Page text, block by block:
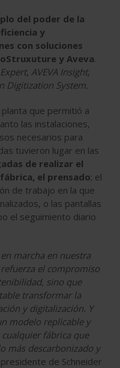
del poder de la
y
con soluciones
y Aveva.
, AVEVA Insight,
Digitization System.
planta que permitió a
las instalaciones,
necesarios para
tuvieron lugar en las
de realizar el
el prensado; el
de trabajo en la que
o las pantallas
el seguimiento diario
marcha en nuestra
el compromiso
sino que
transformar la
y digitalización. Y
modelo replicable y
cualquier fábrica que
más descarbonizado y
de Schneider